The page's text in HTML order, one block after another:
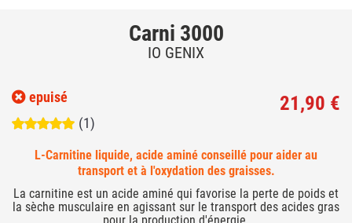
Carni 3000
IO GENIX
(1)
21,90 €
L-Carnitine liquide, acide aminé conseillé pour aider au
transport et à l'oxydation des graisses.
La carnitine est un acide aminé qui favorise la perte de poids et
la sèche musculaire en agissant sur le transport des acides gras
epuisé